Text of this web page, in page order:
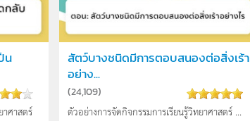
น
าศาสตร์
สัตว์บางชนิดมีการตอบสนองต่อสิ่งเร้า
อย่าง...
(24,109)
ตัวอย่างการจัดกิจกรรมการเรียนรู้วิทยาศาสตร์ ...